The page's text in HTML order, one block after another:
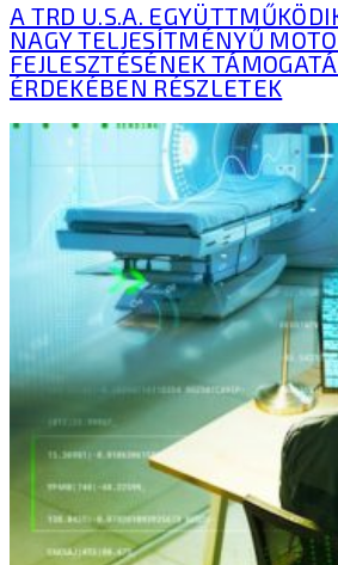
A TRD U.S.A.
NAGY TELJESÍTMÉNYŰ
FEJLESZTÉSÉNEK
ÉRDEKÉBEN RÉSZLETEK